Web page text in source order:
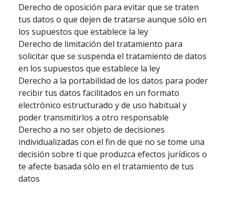
Derecho de oposición para evitar que se traten
tus datos o que dejen de tratarse aunque sólo en
los supuestos que establece la ley
Derecho de limitación del tratamiento para
solicitar que se suspenda el tratamiento de datos
en los supuestos que establece la ley
Derecho a la portabilidad de los datos para poder
recibir tus datos facilitados en un formato
electrónico estructurado y de uso habitual y
poder transmitirlos a otro responsable
Derecho a no ser objeto de decisiones
individualizadas con el fin de que no se tome una
decisión sobre ti que produzca efectos jurídicos o
te afecte basada sólo en el tratamiento de tus
datos